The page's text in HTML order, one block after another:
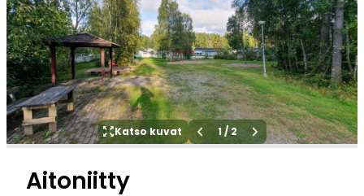
Katso kuvat 1/2
Aitoniitty